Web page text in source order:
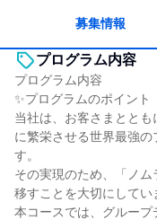
募集情報
プログラム内容
プログラム内容
✨プログラムのポイント
当社は、お客さまとと
に繁栄させる世界最強
す。
その実現のため、「ノ
移すことを大切にしてい
本コースでは、グルー